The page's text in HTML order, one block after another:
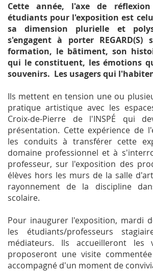
Cette année, l'axe de
étudiants pour l'exposition est
sa dimension plurielle et
s'engagent à porter
formation, le bâtiment, son
qui le constituent, les émotions
souvenirs. Les usagers qui
Ils mettent en tension une ou
pratique artistique avec les
Croix-de-Pierre de l'INSPÉ qui
présentation. Cette expérience de
les conduits à transférer cette
domaine professionnel et à
professeur, sur l'exposition des
élèves hors les murs de la salle
rayonnement de la discipline
scolaire.
Pour inaugurer l'exposition, mardi
les étudiants/professeurs
médiateurs. Ils accueilleront
proposeront une visite
accompagné d'un moment de